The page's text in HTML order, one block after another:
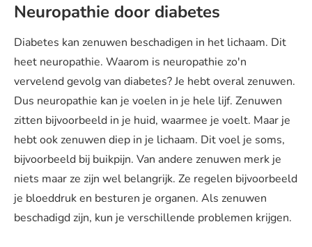
Neuropathie door diabetes
Diabetes kan zenuwen beschadigen in het lichaam. Dit
heet neuropathie. Waarom is neuropathie zo'n
vervelend gevolg van diabetes? Je hebt overal zenuwen.
Dus neuropathie kan je voelen in je hele lijf. Zenuwen
zitten bijvoorbeeld in je huid, waarmee je voelt. Maar je
hebt ook zenuwen diep in je lichaam. Dit voel je soms,
bijvoorbeeld bij buikpijn. Van andere zenuwen merk je
niets maar ze zijn wel belangrijk. Ze regelen bijvoorbeeld
je bloeddruk en besturen je organen. Als zenuwen
beschadigd zijn, kun je verschillende problemen krijgen.